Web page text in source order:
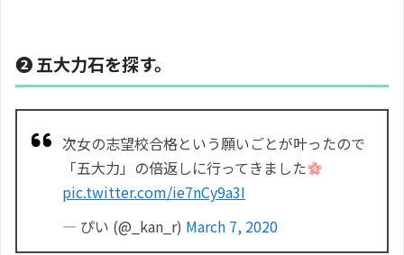
❷ 五大力石を探す。
次女の志望校合格という願いごとが叶ったので
「五大力」の倍返しに行ってきました
pic.twitter.com/ie7nCy9a3I
— ぴい (@_kan_r) March 7, 2020